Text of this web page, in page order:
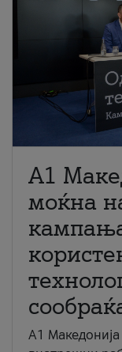
A1
моќна
A1